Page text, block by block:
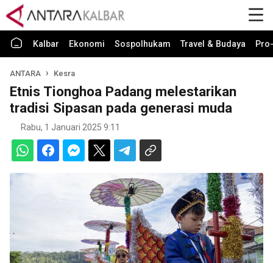
Kalbar Ekonomi Sospolhukam Travel & Budaya
ANTARA Kesra
Etnis Tionghoa Padang melestarikan
tradisi Sipasan pada generasi muda
Rabu, 1 Januari 2025 9:11